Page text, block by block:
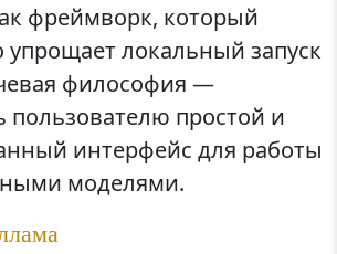
фреймворк, который
локальный запуск
философия —
пользователю простой и
интерфейс для работы
моделями.